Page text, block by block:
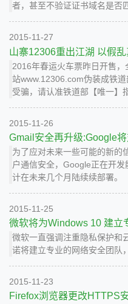
者，甚至不验证证书域名是否
2015-11-27
山寨12306重出江湖 以假
2016年春运火车票昨日开售
站www.12306.com伪装成铁
受骗，请认准铁道部【唯一】
2015-11-26
Gmail安全再升级:Google
为了应对未来一些可能的新的
户通信安全，Google正在开
计在未来几个月陆续续部署。
2015-11-25
微软将为Windows 10 建立
微软一直强调注重隐私保护和
诺将建立专业的网络安全团队
2015-11-23
Firefox浏览器更改HTTPS